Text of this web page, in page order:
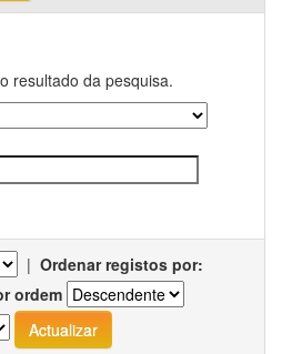
resultado da pesquisa.
| Ordenar registos por:
ordem